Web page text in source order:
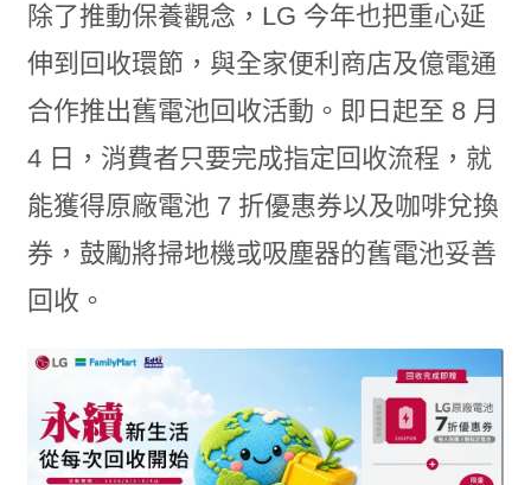
除了推動保養觀念，LG 今年也把重心延
伸到回收環節，與全家便利商店及億電通
合作推出舊電池回收活動。即日起至 8 月
4 日，消費者只要完成指定回收流程，就
能獲得原廠電池 7 折優惠券以及咖啡兌換
券，鼓勵將掃地機或吸塵器的舊電池妥善
回收。